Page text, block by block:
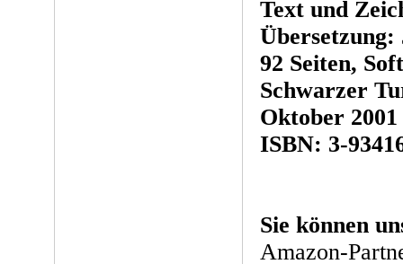
Text und
Übersetzung:
92 Seiten,
Schwarzer
Oktober 2001
ISBN: 3-
Sie können
Amazon-